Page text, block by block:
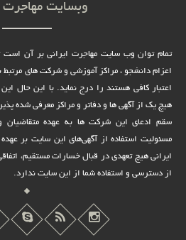
وبسایت مهاجرت
تمام توان وب سایت مهاجرت ایرانی بر آن است
اعزام دانشجو ، مراکز آموزشی و شرکت های مرتبط
اعتبار کافی هستند را درج نماید. با این حال
هیچ یک از آگهی ها و دفاتر و مراکز معرفی شده
سقم ادعای این شرکت ها به عهده متقاضیان و
مسئولیت استفاده از آگهی‌های این سایت بر
ایرانی هیچ تعهدى در قبال خسارات مستقیم،
از دسترسى و استفاده شما از این سایت ندارد.